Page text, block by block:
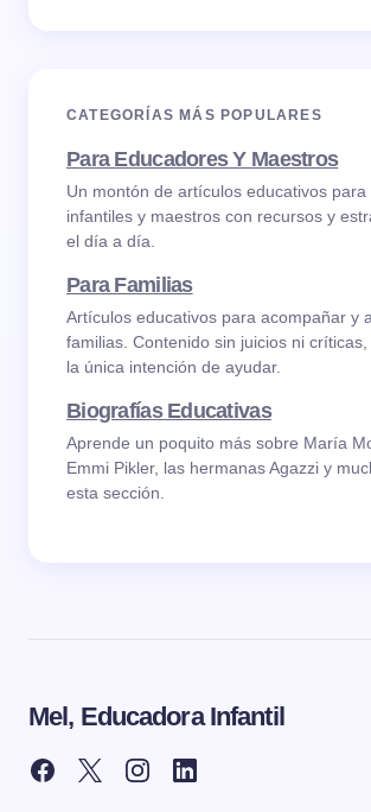
CATEGORÍAS MÁS POPULARES
Para Educadores Y Maestros
Un montón de artículos educativos
infantiles y maestros con recursos y
el día a día.
Para Familias
Artículos educativos para acompañar y
familias. Contenido sin juicios ni
la única intención de ayudar.
Biografías Educativas
Aprende un poquito más sobre María
Emmi Pikler, las hermanas Agazzi y
esta sección.
Mel, Educadora Infantil